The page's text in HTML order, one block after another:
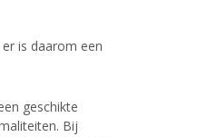
is daarom een
geschikte
Bij